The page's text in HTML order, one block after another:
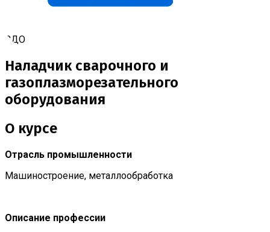
СДО
Наладчик сварочного и
газоплазморезательного
оборудования
О курсе
Отрасль промышленности
Машиностроение, металлообработка
Описание профессии